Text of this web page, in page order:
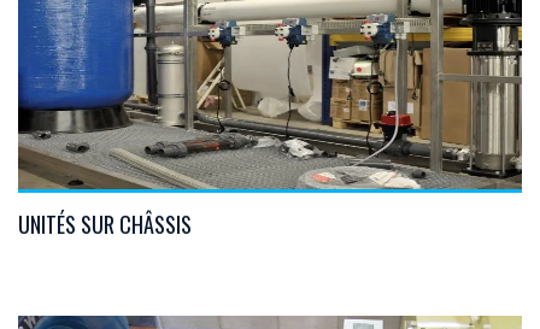
VIEW DETAILS
UNITÉS SUR CHÂSSIS